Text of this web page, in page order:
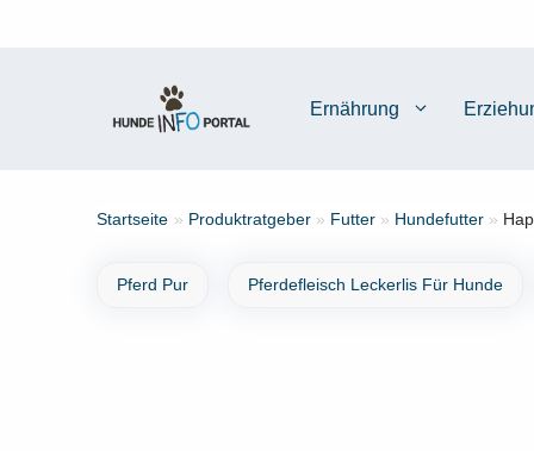
Ernährung
Startseite » Produktratgeber » Futter » Hundefutter »
Pferd Pur Pferdefleisch Leckerlis Für Hunde